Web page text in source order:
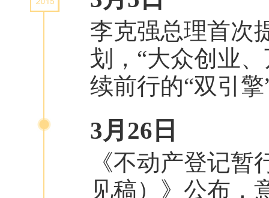
李克强总理首次
划，“大众创业
续前行的“双引
3月26日
《不动产登记
见稿）》公布，